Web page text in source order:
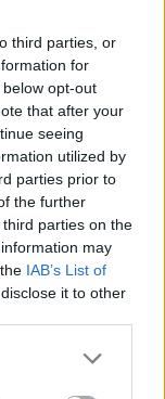
third parties, or
for
opt-out
that after your
seeing
utilized by
parties prior to
the further
parties on the
may
IAB’s List of
it to other
ενδιαφέρον
δεν
διάστημα,